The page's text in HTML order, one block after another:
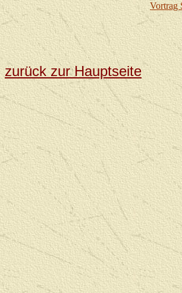
Vortrag
zurück zur Hauptseite